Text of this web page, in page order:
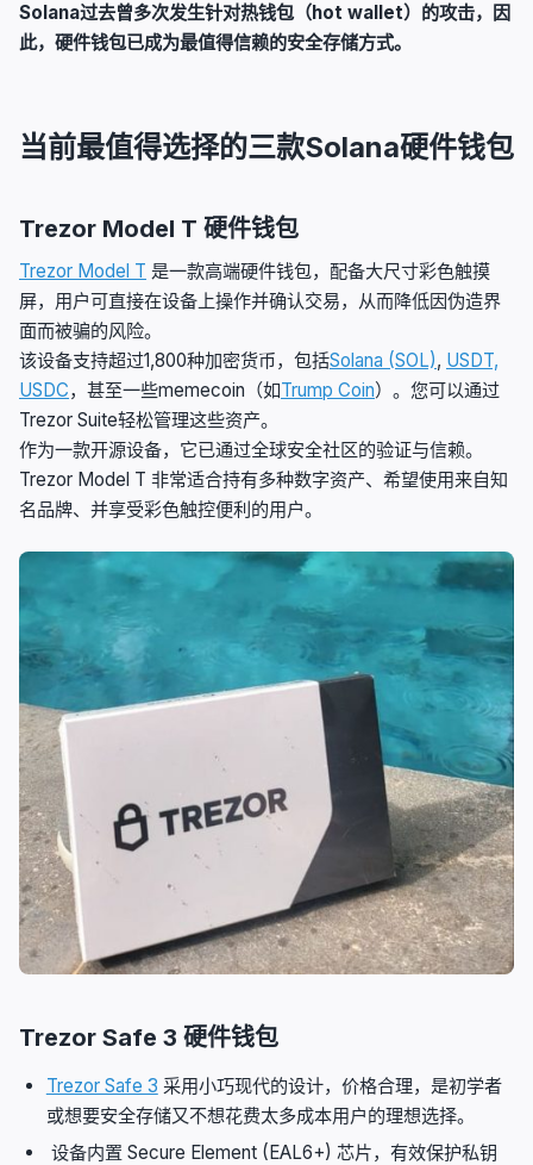
Solana过去曾多次发生针对热钱包（hot wallet）的攻击，因
此，硬件钱包已成为最值得信赖的安全存储方式。
当前最值得选择的三款Solana硬件钱包
Trezor Model T 硬件钱包
Trezor Model T 是一款高端硬件钱包，配备大尺寸彩色触摸
屏，用户可直接在设备上操作并确认交易，从而降低因伪造界
面而被骗的风险。
该设备支持超过1,800种加密货币，包括Solana (SOL), USDT,
USDC，甚至一些memecoin（如Trump Coin）。您可以通过
Trezor Suite轻松管理这些资产。
作为一款开源设备，它已通过全球安全社区的验证与信赖。
Trezor Model T 非常适合持有多种数字资产、希望使用来自知
名品牌、并享受彩色触控便利的用户。
Trezor Safe 3 硬件钱包
Trezor Safe 3 采用小巧现代的设计，价格合理，是初学者
或想要安全存储又不想花费太多成本用户的理想选择。
设备内置 Secure Element (EAL6+) 芯片，有效保护私钥